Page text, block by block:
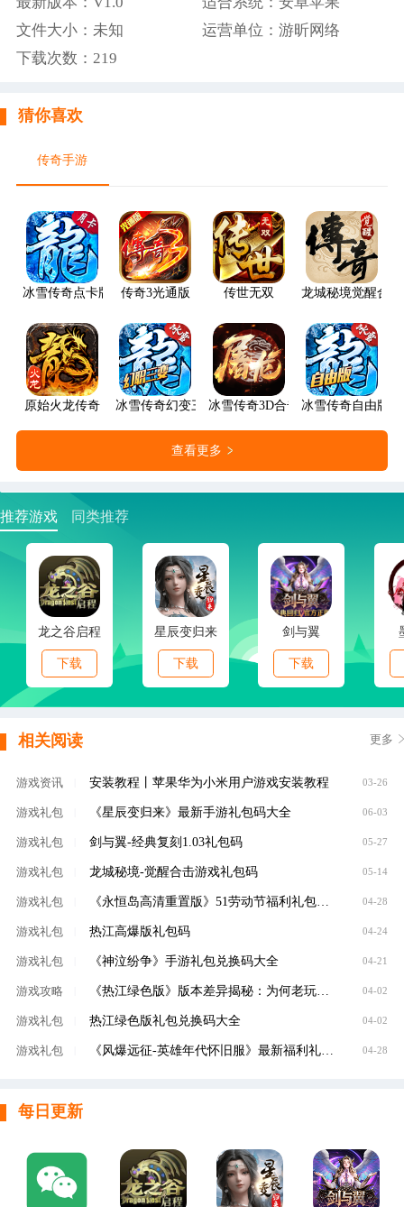
文件大小：未知
运营单位：游昕网络
下载次数： 219
猜你喜欢
传奇手游
冰雪传奇点卡版 传奇3光通版 传世无双 龙城秘境觉醒合击
原始火龙传奇 冰雪传奇幻变三职业冰雪传奇3D合击版冰雪传奇自由版
查看更多
推荐游戏 同类推荐
龙之谷启程
下载
星辰变归来
下载
剑与翼
下载
相关阅读 更多
游戏资讯 安装教程丨苹果华为小米用户游戏安装教程 03-26
游戏礼包 《星辰变归来》最新手游礼包码大全 06-03
游戏礼包 剑与翼-经典复刻1.03礼包码 05-27
游戏礼包 龙城秘境-觉醒合击游戏礼包码 05-14
游戏礼包 《永恒岛高清重置版》51劳动节福利礼包码限时放送 04-28
游戏礼包 热江高爆版礼包码 04-24
游戏礼包 《神泣纷争》手游礼包兑换码大全 04-21
游戏攻略 《热江绿色版》版本差异揭秘：为何老玩家都说这才是真正的江湖？ 04-02
游戏礼包 热江绿色版礼包兑换码大全 04-02
游戏礼包 《风爆远征-英雄年代怀旧服》最新福利礼包码大全 04-28
每日更新